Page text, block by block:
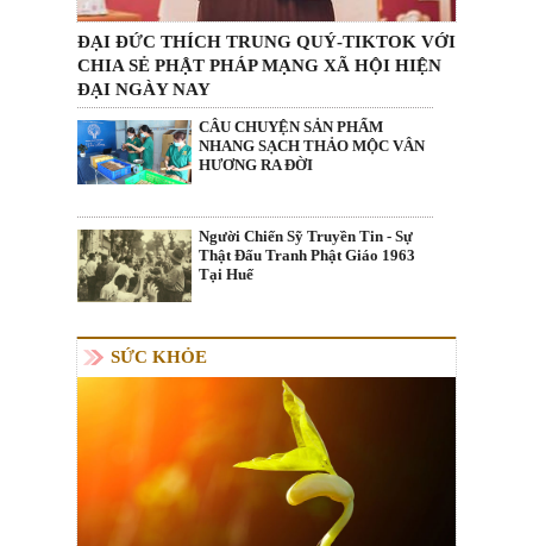
ĐẠI ĐỨC THÍCH TRUNG QUÝ-TIKTOK VỚI
CHIA SẺ PHẬT PHÁP MẠNG XÃ HỘI HIỆN
ĐẠI NGÀY NAY
CÂU CHUYỆN SẢN PHẨM
NHANG SẠCH THẢO MỘC VÂN
HƯƠNG RA ĐỜI
Người Chiến Sỹ Truyền Tin - Sự
Thật Đấu Tranh Phật Giáo 1963
Tại Huế
SỨC KHỎE